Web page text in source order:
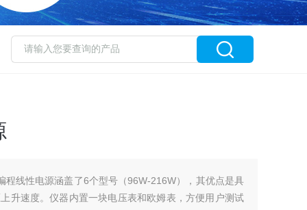
程线性电源涵盖了6个型号（96W-216W），其优点是具
升速度。仪器内置一块电压表和欧姆表，方便用户测试